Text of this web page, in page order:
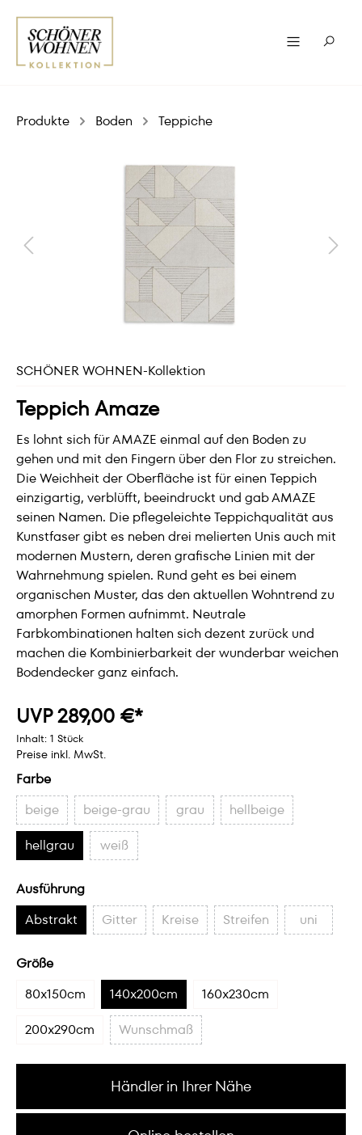
Produkte Boden Teppiche
SCHÖNER WOHNEN-Kollektion
Teppich Amaze
Es lohnt sich für AMAZE einmal auf den Boden zu
gehen und mit den Fingern über den Flor zu streichen.
Die Weichheit der Oberfläche ist für einen Teppich
einzigartig, verblüfft, beeindruckt und gab AMAZE
seinen Namen. Die pflegeleichte Teppichqualität aus
Kunstfaser gibt es neben drei melierten Unis auch mit
modernen Mustern, deren grafische Linien mit der
Wahrnehmung spielen. Rund geht es bei einem
organischen Muster, das den aktuellen Wohntrend zu
amorphen Formen aufnimmt. Neutrale
Farbkombinationen halten sich dezent zurück und
machen die Kombinierbarkeit der wunderbar weichen
Bodendecker ganz einfach.
UVP 289,00 €*
Inhalt: 1 Stück
Preise inkl. MwSt.
Farbe
beige
beige-grau grau
hellbeige
hellgrau
weiß
Ausführung
Abstrakt
Gitter Kreise Streifen uni
Größe
80x150cm
140x200cm
160x230cm
200x290cm
Wunschmaß
Händler in Ihrer Nähe